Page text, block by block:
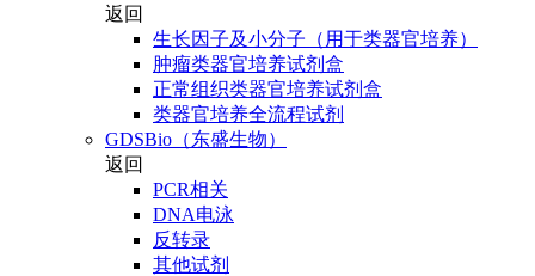
返回
生长因子及小分子（用于类器官培养）
肿瘤类器官培养试剂盒
正常组织类器官培养试剂盒
类器官培养全流程试剂
GDSBio（东盛生物）
返回
PCR相关
DNA电泳
反转录
其他试剂